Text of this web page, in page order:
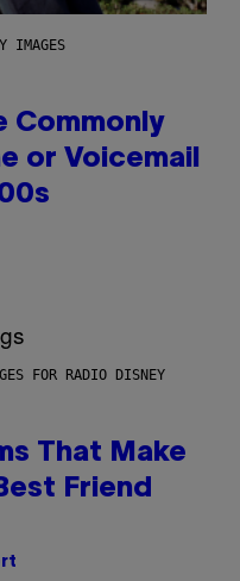
IMAGES
Commonly
or Voicemail
FOR RADIO DISNEY
That Make
Friend